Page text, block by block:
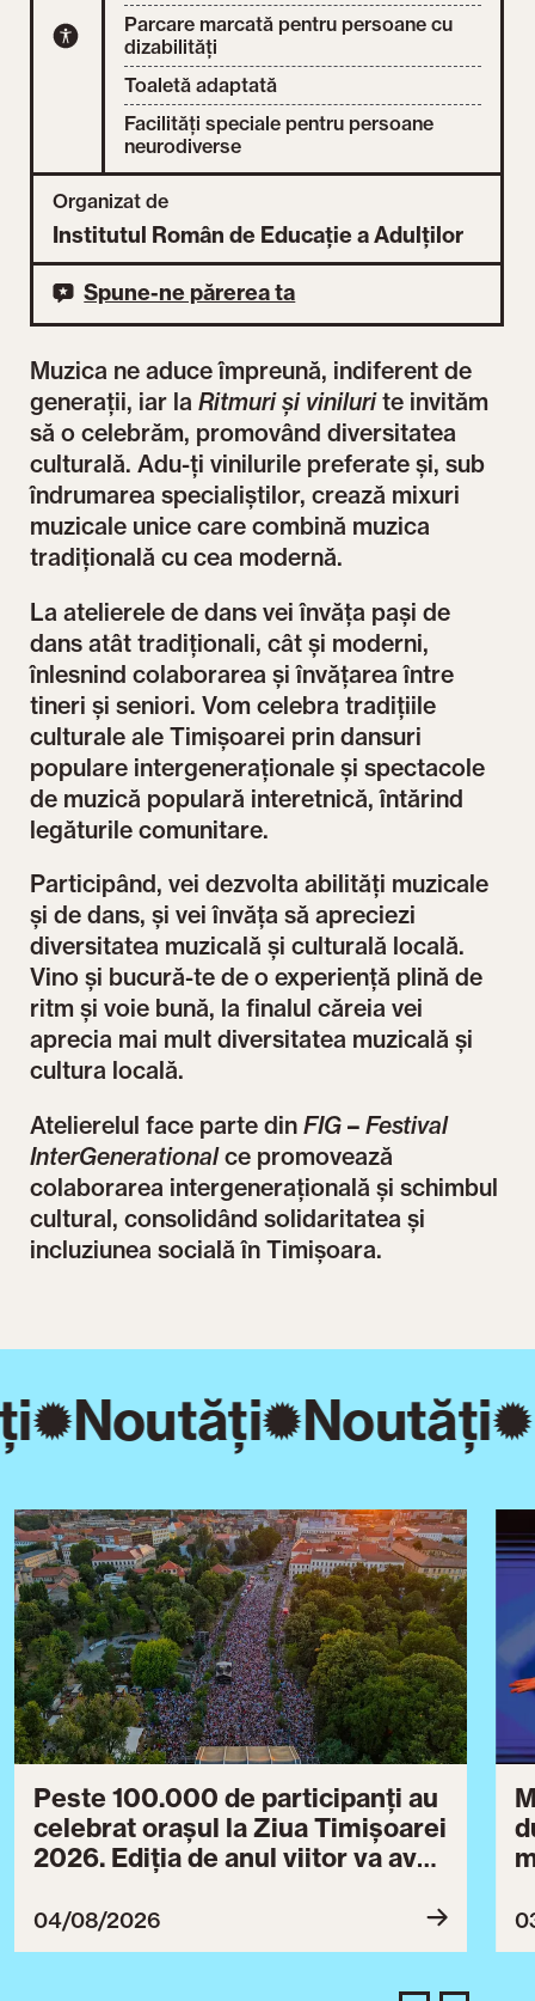
Muzica ne aduce împreună, indiferent de
generații, iar laRitmuri și vinilurite invităm
să o celebrăm, promovând diversitatea
culturală. Adu-ți vinilurile preferate și, sub
îndrumarea specialiștilor, crează mixuri
muzicale unice care combină muzica
tradițională cu cea modernă.
La atelierele de dans vei învăța pași de
dans atât tradiționali, cât și moderni,
înlesnind colaborarea și învățarea între
tineri și seniori. Vom celebra tradițiile
culturale ale Timișoarei prin dansuri
populare intergeneraționale și spectacole
de muzică populară interetnică, întărind
legăturile comunitare.
Participând, vei dezvolta abilități muzicale
și de dans, și vei învăța să apreciezi
diversitatea muzicală și culturală locală.
Vino și bucură-te de o experiență plină de
ritm și voie bună, la finalul căreia vei
aprecia mai mult diversitatea muzicală și
cultura locală.
Atelierelul face parte dinFIG–Festival
InterGenerational ce promovează
colaborarea intergenerațională și schimbul
cultural, consolidând solidaritatea și
incluziunea socială în Timișoara.
Parcare marcată pentru persoane cu
dizabilități
Toaletă adaptată
Facilități speciale pentru persoane
neurodiverse
Organizat de
Institutul Român de Educație a Adulților
Spune-ne părerea ta
Noutăți Noutăți
Peste 100.000 de participanți au
celebrat orașul la Ziua Timișoarei
2026. Ediția de anul viitor va avea
04/08/2026